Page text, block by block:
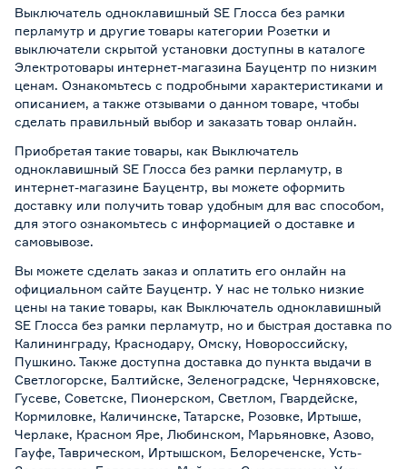
Выключатель одноклавишный SE Глосса без рамки
перламутр и другие товары категории Розетки и
выключатели скрытой установки доступны в каталоге
Электротовары интернет-магазина Бауцентр по низким
ценам. Ознакомьтесь с подробными характеристиками и
описанием, а также отзывами о данном товаре, чтобы
сделать правильный выбор и заказать товар онлайн.
Приобретая такие товары, как Выключатель
одноклавишный SE Глосса без рамки перламутр, в
интернет-магазине Бауцентр, вы можете оформить
доставку или получить товар удобным для вас способом,
для этого ознакомьтесь с информацией о доставке и
самовывозе.
Вы можете сделать заказ и оплатить его онлайн на
официальном сайте Бауцентр. У нас не только низкие
цены на такие товары, как Выключатель одноклавишный
SE Глосса без рамки перламутр, но и быстрая доставка по
Калининграду, Краснодару, Омску, Новороссийску,
Пушкино. Также доступна доставка до пункта выдачи в
Светлогорске, Балтийске, Зеленоградске, Черняховске,
Гусеве, Советске, Пионерском, Светлом, Гвардейске,
Кормиловке, Каличинске, Татарске, Розовке, Иртыше,
Черлаке, Красном Яре, Любинском, Марьяновке, Азово,
Гауфе, Таврическом, Иртышском, Белореченске, Усть-